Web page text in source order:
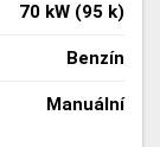
70 kW (95 k)
Benzín
Manuální